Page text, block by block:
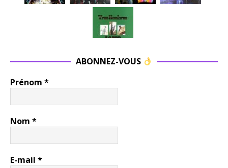
ABONNEZ-VOUS
Prénom *
Nom *
E-mail *